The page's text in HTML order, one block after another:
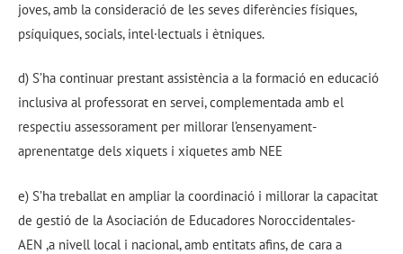
joves, amb la consideració de les seves diferències físiques,
psíquiques, socials, intel·lectuals i ètniques.
d) S’ha continuar prestant assistència a la formació en educació
inclusiva al professorat en servei, complementada amb el
respectiu assessorament per millorar l’ensenyament-
aprenentatge dels xiquets i xiquetes amb NEE
e) S’ha treballat en ampliar la coordinació i millorar la capacitat
de gestió de la Asociación de Educadores Noroccidentales-
AEN ,a nivell local i nacional, amb entitats afins, de cara a